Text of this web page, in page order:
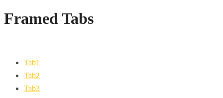
Framed Tabs
Tab1
Tab2
Tab3